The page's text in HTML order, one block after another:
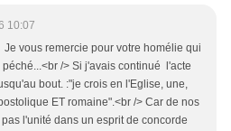
10:07
remercie pour votre homélie qui
/> Si j'avais continué l'acte
bout. :"je crois en l'Eglise, une,
ET romaine".<br /> Car de nos
l'unité dans un esprit de concorde